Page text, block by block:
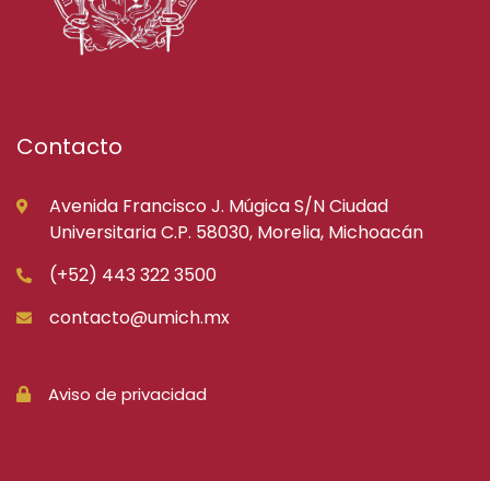
Contacto
Avenida Francisco J. Múgica S/N Ciudad
Universitaria C.P. 58030, Morelia, Michoacán
(+52) 443 322 3500
contacto@umich.mx
Aviso de privacidad